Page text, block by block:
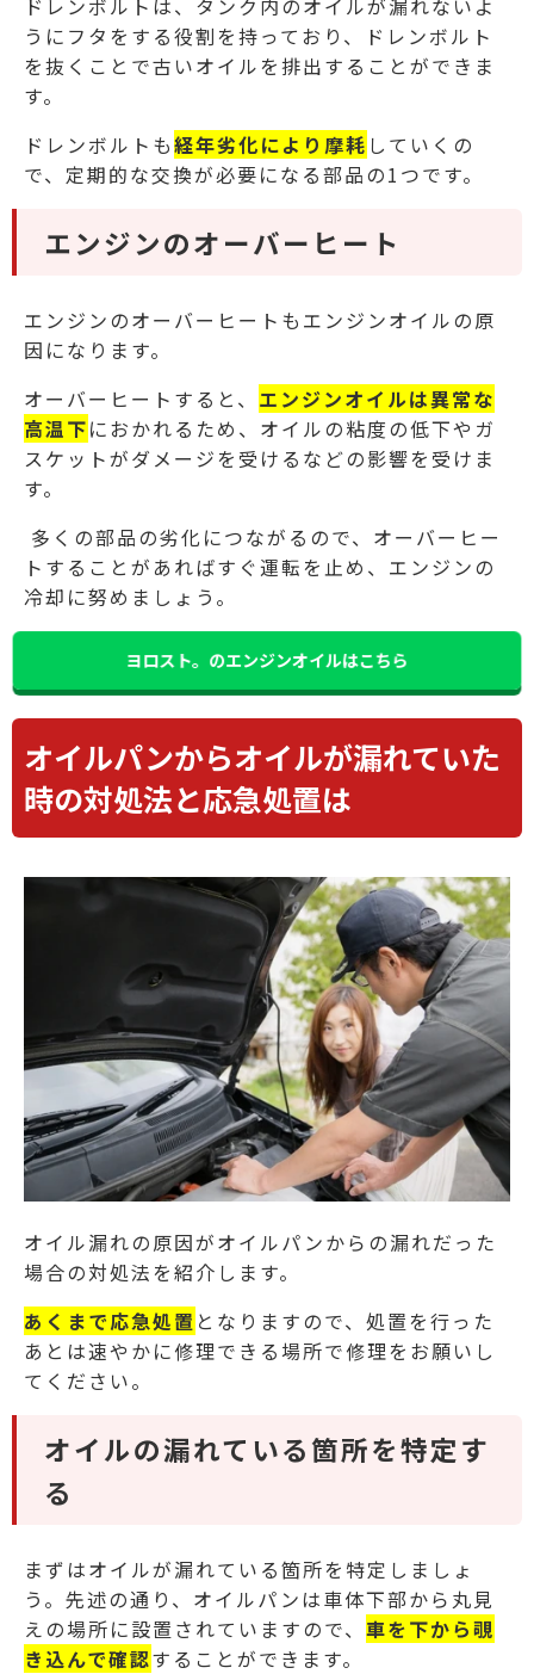
ドレンボルトは、タンク内のオイルが漏れないよ
うにフタをする役割を持っており、ドレンボルト
を抜くことで古いオイルを排出することができま
す。
ドレンボルトも経年劣化により摩耗 していくの
で、定期的な交換が必要になる部品の1つです。
エンジンのオーバーヒート
エンジンのオーバーヒートもエンジンオイルの原
因になります。
オーバーヒートすると、 エンジンオイルは異常な
高温下におかれるため、オイルの粘度の低下やガ
スケットがダメージを受けるなどの影響を受けま
す。
多くの部品の劣化につながるので、オーバーヒー
トすることがあればすぐ運転を止め、エンジンの
冷却に努めましょう。
ヨロスト。のエンジンオイルはこちら
オイルパンからオイルが漏れていた
時の対処法と応急処置は
オイル漏れの原因がオイルパンからの漏れだった
場合の対処法を紹介します。
あくまで応急処置 となりますので、処置を行った
あとは速やかに修理できる場所で修理をお願いし
てください。
オイルの漏れている箇所を特定す
る
まずはオイルが漏れている箇所を特定しましょ
う。 先述の通り、オイルパンは車体下部から丸見
えの場所に設置されていますので、 車を下から覗
き込んで確認することができます。